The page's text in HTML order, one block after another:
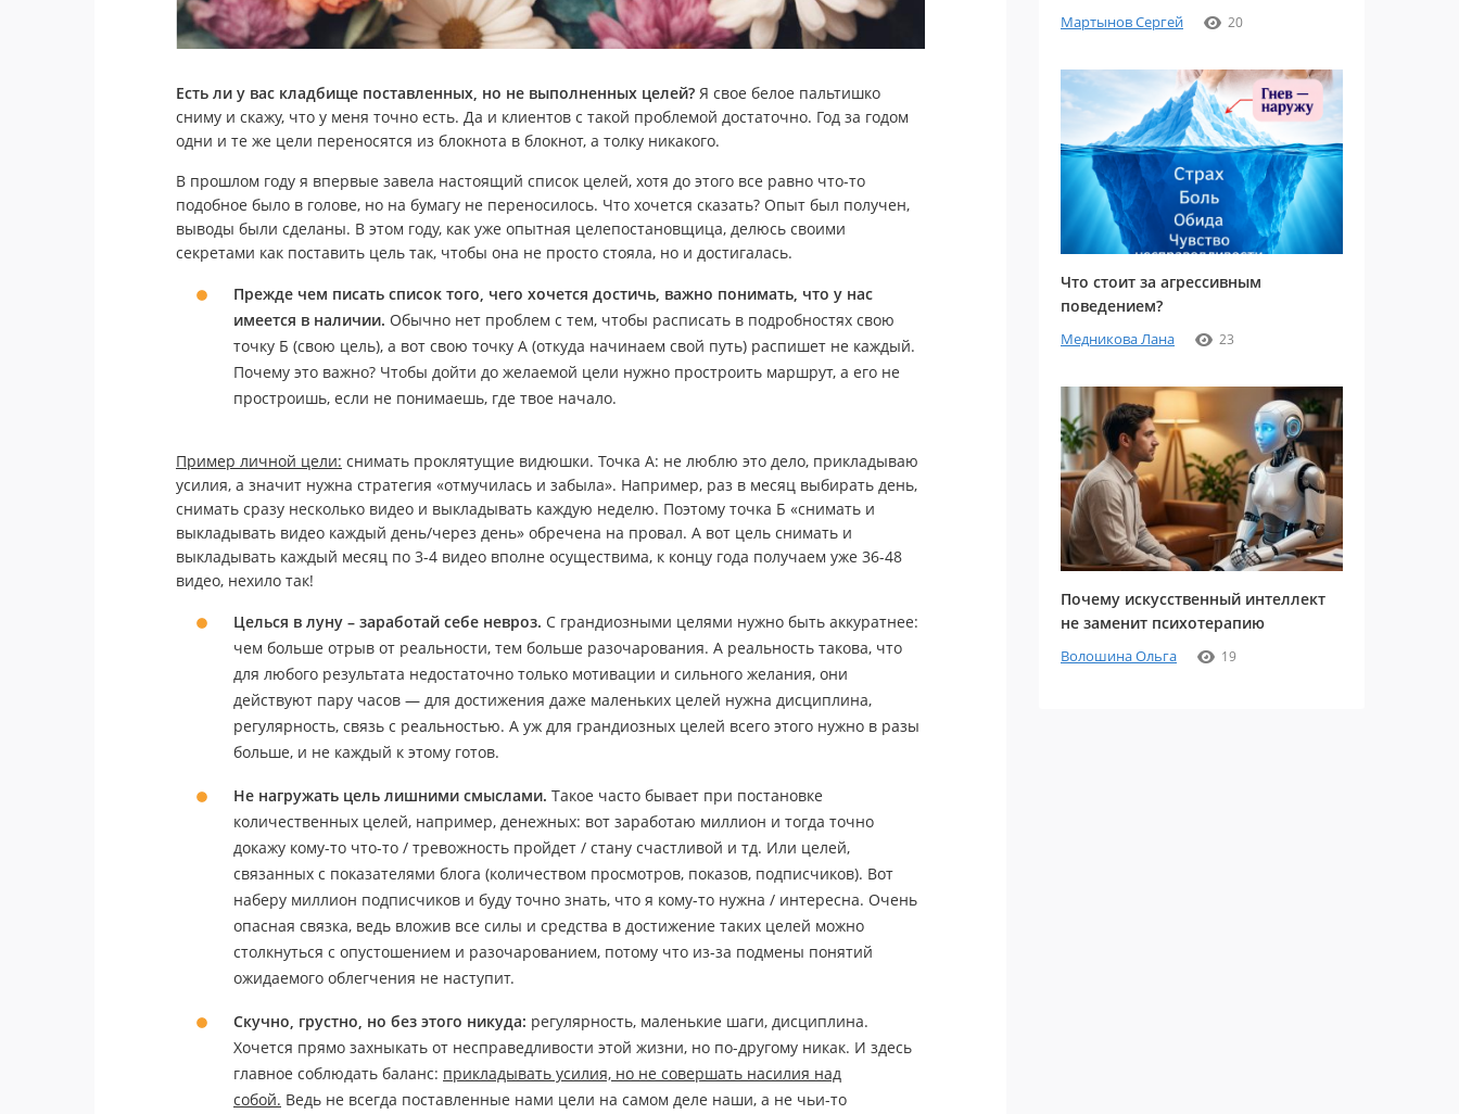
Есть ли у вас кладбище поставленных, но не выполненных целей? Я свое белое пальтишко
сниму и скажу, что у меня точно есть. Да и клиентов с такой проблемой достаточно. Год за годом
одни и те же цели переносятся из блокнота в блокнот, а толку никакого.
В прошлом году я впервые завела настоящий список целей, хотя до этого все равно что-то
подобное было в голове, но на бумагу не переносилось. Что хочется сказать? Опыт был получен,
выводы были сделаны. В этом году, как уже опытная целепостановщица, делюсь своими
секретами как поставить цель так, чтобы она не просто стояла, но и достигалась.
Прежде чем писать список того, чего хочется достичь, важно понимать, что у нас
имеется в наличии. Обычно нет проблем с тем, чтобы расписать в подробностях свою
точку Б (свою цель), а вот свою точку А (откуда начинаем свой путь) распишет не каждый.
Почему это важно? Чтобы дойти до желаемой цели нужно простроить маршрут, а его не
простроишь, если не понимаешь, где твое начало.
Пример личной цели: снимать проклятущие видюшки. Точка А: не люблю это дело, прикладываю
усилия, а значит нужна стратегия «отмучилась и забыла». Например, раз в месяц выбирать день,
снимать сразу несколько видео и выкладывать каждую неделю. Поэтому точка Б «снимать и
выкладывать видео каждый день/через день» обречена на провал. А вот цель снимать и
выкладывать каждый месяц по 3-4 видео вполне осуществима, к концу года получаем уже 36-48
видео, нехило так!
Целься в луну – заработай себе невроз. С грандиозными целями нужно быть аккуратнее:
чем больше отрыв от реальности, тем больше разочарования. А реальность такова, что
для любого результата недостаточно только мотивации и сильного желания, они
действуют пару часов — для достижения даже маленьких целей нужна дисциплина,
регулярность, связь с реальностью. А уж для грандиозных целей всего этого нужно в разы
больше, и не каждый к этому готов.
Не нагружать цель лишними смыслами. Такое часто бывает при постановке
количественных целей, например, денежных: вот заработаю миллион и тогда точно
докажу кому-то что-то / тревожность пройдет / стану счастливой и тд. Или целей,
связанных с показателями блога (количеством просмотров, показов, подписчиков). Вот
наберу миллион подписчиков и буду точно знать, что я кому-то нужна / интересна. Очень
опасная связка, ведь вложив все силы и средства в достижение таких целей можно
столкнуться с опустошением и разочарованием, потому что из-за подмены понятий
ожидаемого облегчения не наступит.
Скучно, грустно, но без этого никуда: регулярность, маленькие шаги, дисциплина.
Хочется прямо захныкать от несправедливости этой жизни, но по-другому никак. И здесь
главное соблюдать баланс: прикладывать усилия, но не совершать насилия над
собой. Ведь не всегда поставленные нами цели на самом деле наши, а не чьи-то
Мартынов Сергей 20
Что стоит за агрессивным
поведением?
Медникова Лана 23
Почему искусственный интеллект
не заменит психотерапию
Волошина Ольга 19